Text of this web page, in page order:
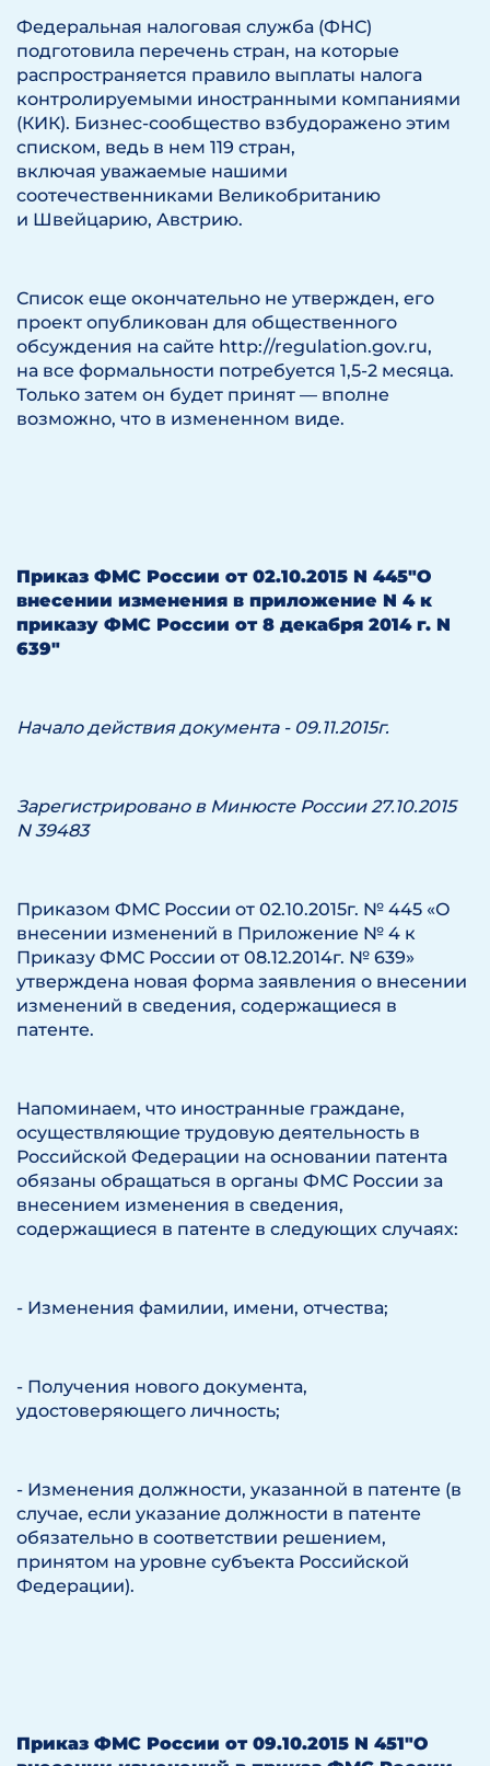
Федеральная налоговая служба (ФНС)
подготовила перечень стран, на которые
распространяется правило выплаты налога
контролируемыми иностранными компаниями
(КИК). Бизнес-сообщество взбудоражено этим
списком, ведь в нем 119 стран,
включая уважаемые нашими
соотечественниками Великобританию
и Швейцарию, Австрию.
Список еще окончательно не утвержден, его
проект опубликован для общественного
обсуждения на сайте http://regulation.gov.ru,
на все формальности потребуется 1,5-2 месяца.
Только затем он будет принят — вполне
возможно, что в измененном виде.
Приказ ФМС России от 02.10.2015 N 445"О
внесении изменения в приложение N 4 к
приказу ФМС России от 8 декабря 2014 г. N
639"
Начало действия документа - 09.11.2015г.
Зарегистрировано в Минюсте России 27.10.2015
N 39483
Приказом ФМС России от 02.10.2015г. № 445 «О
внесении изменений в Приложение № 4 к
Приказу ФМС России от 08.12.2014г. № 639»
утверждена новая форма заявления о внесении
изменений в сведения, содержащиеся в
патенте.
Напоминаем, что иностранные граждане,
осуществляющие трудовую деятельность в
Российской Федерации на основании патента
обязаны обращаться в органы ФМС России за
внесением изменения в сведения,
содержащиеся в патенте в следующих случаях:
- Изменения фамилии, имени, отчества;
- Получения нового документа,
удостоверяющего личность;
- Изменения должности, указанной в патенте (в
случае, если указание должности в патенте
обязательно в соответствии решением,
принятом на уровне субъекта Российской
Федерации).
Приказ ФМС России от 09.10.2015 N 451"О